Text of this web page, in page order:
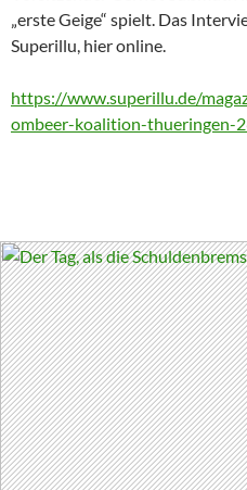
„erste Geige“ spielt. Das
Superillu, hier online.
https://www.superillu.de/
ombeer-koalition-thueringen-